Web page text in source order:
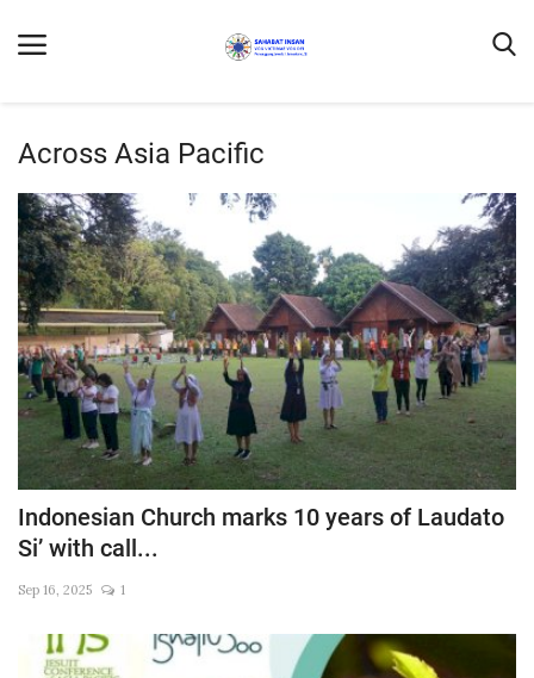
Home
Contact Us
Profil
DONASI
Umat Kapel Kanisius dan Laudato Si'
Ekologia
Laudate Deum
Buruh Migran Dalam Media
Dari Paus Fransiskus
Across Asia Pacific
Indonesian Church marks 10 years of Laudato
Si’ with call...
Sep 16, 2025 1